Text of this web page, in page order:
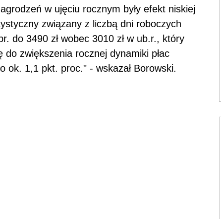
w ujęciu rocznym były efekt niskiej
związany z liczbą dni roboczych
do 3490 zł wobec 3010 zł w ub.r., który
do zwiększenia rocznej dynamiki płac
ok. 1,1 pkt. proc." - wskazał Borowski.